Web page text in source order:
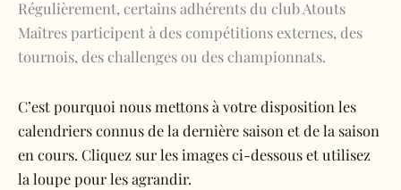
Régulièrement, certains adhérents du club Atouts
Maîtres participent à des compétitions externes, des
tournois, des challenges ou des championnats.
C’est pourquoi nous mettons à votre disposition les
calendriers connus de la dernière saison et de la saison
en cours. Cliquez sur les images ci-dessous et utilisez
la loupe pour les agrandir.